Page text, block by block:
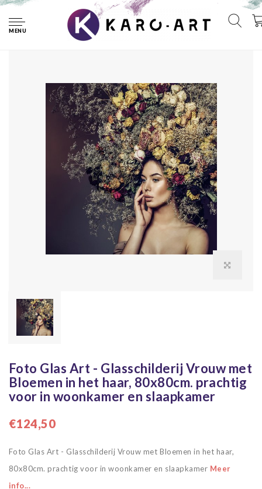
MENU
Foto Glas Art - Glasschilderij Vrouw met Bloemen in het
haar, 80x80cm. prachtig voor in woonkamer en slaapkamer
Foto Glas Art - Glasschilderij Vrouw met
Bloemen in het haar, 80x80cm. prachtig
voor in woonkamer en slaapkamer
€124,50
Foto Glas Art - Glasschilderij Vrouw met Bloemen in het haar,
80x80cm. prachtig voor in woonkamer en slaapkamer Meer
info...